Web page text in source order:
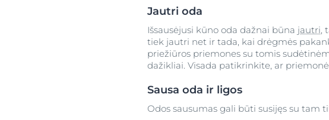
Jautri oda
Išsausėjusi kūno oda dažnai būna jautri,
tiek jautri net ir tada, kai drėgmės
priežiūros priemones su tomis
dažikliai. Visada patikrinkite, ar
Sausa oda ir ligos
Odos sausumas gali būti susijęs su tam